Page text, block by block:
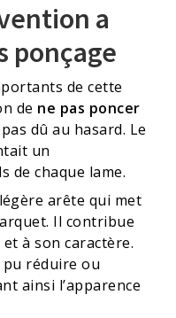
a
ponçage
de cette
de ne pas poncer
dû au hasard. Le
un
de chaque lame.
arête qui met
Il contribue
à son caractère.
réduire ou
ainsi l’apparence